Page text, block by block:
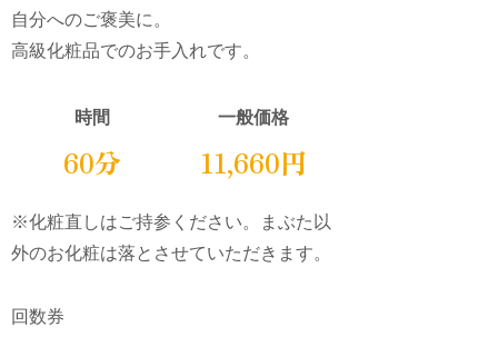
自分へのご褒美に。
高級化粧品でのお手入れです。
時間 一般価格
60分 11,660円
※化粧直しはご持参ください。まぶた以
外のお化粧は落とさせていただきます。
回数券